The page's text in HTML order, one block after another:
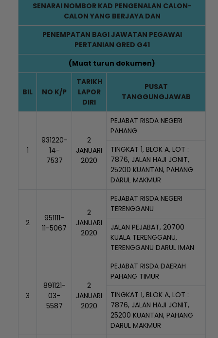
SENARAI NOMBOR KAD PENGENALAN CALON-
CALON YANG BERJAYA DAN
PENEMPATAN BAGI JAWATAN PEGAWAI
PERTANIAN GRED G41
(Muat turun dokumen)
BIL NO K/P
TARIKH
LAPOR
DIRI
PUSAT
TANGGUNGJAWAB
1
931220-
14-
7537
2
JANUARI
2020
PEJABAT RISDA NEGERI
PAHANG
TINGKAT 1, BLOK A, LOT :
7876, JALAN HAJI JONIT,
25200 KUANTAN, PAHANG
DARUL MAKMUR
2
951111-
11-5067
2
JANUARI
2020
PEJABAT RISDA NEGERI
TERENGGANU
JALAN PEJABAT, 20700
KUALA TERENGGANU,
TERENGGANU DARUL IMAN
3
891121-
03-
5587
2
JANUARI
2020
PEJABAT RISDA DAERAH
PAHANG TIMUR
TINGKAT 1, BLOK A, LOT :
7876, JALAN HAJI JONIT,
25200 KUANTAN, PAHANG
DARUL MAKMUR